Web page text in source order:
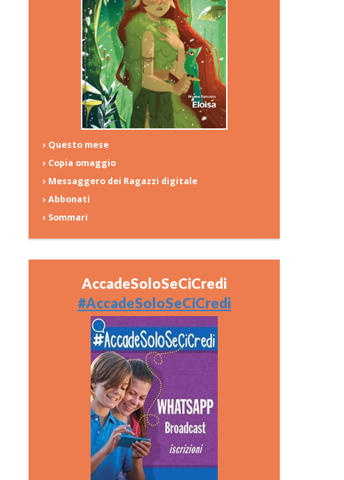
› Questo mese
› Copia omaggio
› Messaggero dei Ragazzi digitale
› Abbonati
› Sommari
AccadeSoloSeCiCredi
#AccadeSoloSeCiCredi